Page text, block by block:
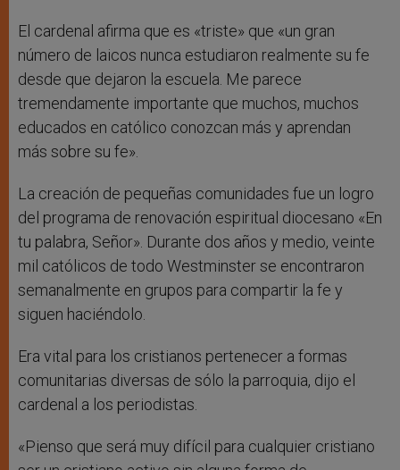
El cardenal afirma que es «triste» que «un gran
número de laicos nunca estudiaron realmente su fe
desde que dejaron la escuela. Me parece
tremendamente importante que muchos, muchos
educados en católico conozcan más y aprendan
más sobre su fe».
La creación de pequeñas comunidades fue un logro
del programa de renovación espiritual diocesano «En
tu palabra, Señor». Durante dos años y medio, veinte
mil católicos de todo Westminster se encontraron
semanalmente en grupos para compartir la fe y
siguen haciéndolo.
Era vital para los cristianos pertenecer a formas
comunitarias diversas de sólo la parroquia, dijo el
cardenal a los periodistas.
«Pienso que será muy difícil para cualquier cristiano